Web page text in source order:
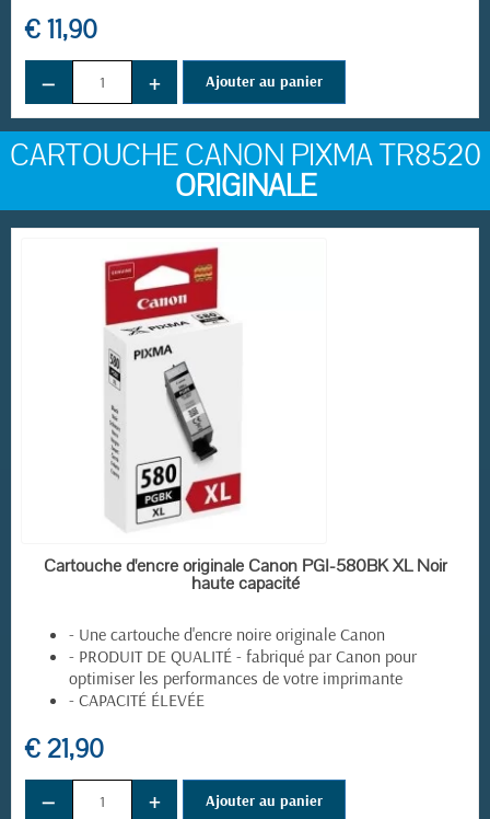
€ 11,90
− + Ajouter au panier
CARTOUCHE CANON PIXMA TR8520
ORIGINALE
EN STOCK
Cartouche d'encre originale Canon PGI-580BK XL Noir
haute capacité
- Une cartouche d'encre noire originale Canon
- PRODUIT DE QUALITÉ - fabriqué par Canon pour
optimiser les performances de votre imprimante
- CAPACITÉ ÉLEVÉE
€ 21,90
− + Ajouter au panier